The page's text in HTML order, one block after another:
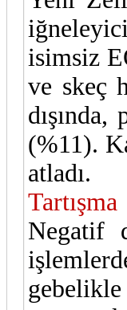
isimsiz
ve skeç
(%11).
atladı.
Tartışma
Negatif